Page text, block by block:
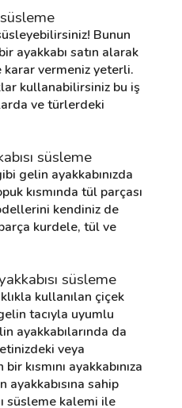
Bunun
ayakkabı satın alarak
karar vermeniz yeterli.
kullanabilirsiniz bu iş
ve türlerdeki
süsleme
gelin ayakkabınızda
kısmında tül parçası
kendiniz de
kurdele, tül ve
süsleme
kullanılan çiçek
tacıyla uyumlu
ayakkabılarında da
veya
kısmını ayakkabınıza
ayakkabısına sahip
süsleme kalemi ile